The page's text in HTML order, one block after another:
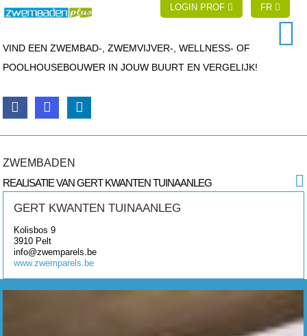
LOGIN PROF FR
VIND EEN ZWEMBAD-, ZWEMVIJVER-, WELLNESS- OF
POOLHOUSEBOUWER IN JOUW BUURT EN VERGELIJK!
ZWEMBADEN
REALISATIE VAN GERT KWANTEN TUINAANLEG
GERT KWANTEN TUINAANLEG
Kolisbos 9
3910 Pelt
info@zwemparels.be
www.zwemparels.be